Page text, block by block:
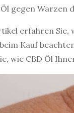
gegen Warzen
erfahren Sie,
Kauf
wie CBD Öl